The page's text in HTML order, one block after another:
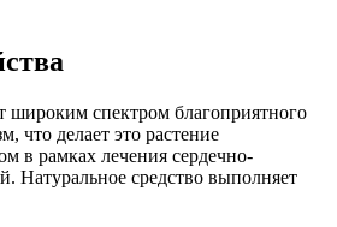
широким спектром благоприятного
что делает это растение
в рамках лечения сердечно-
Натуральное средство выполняет